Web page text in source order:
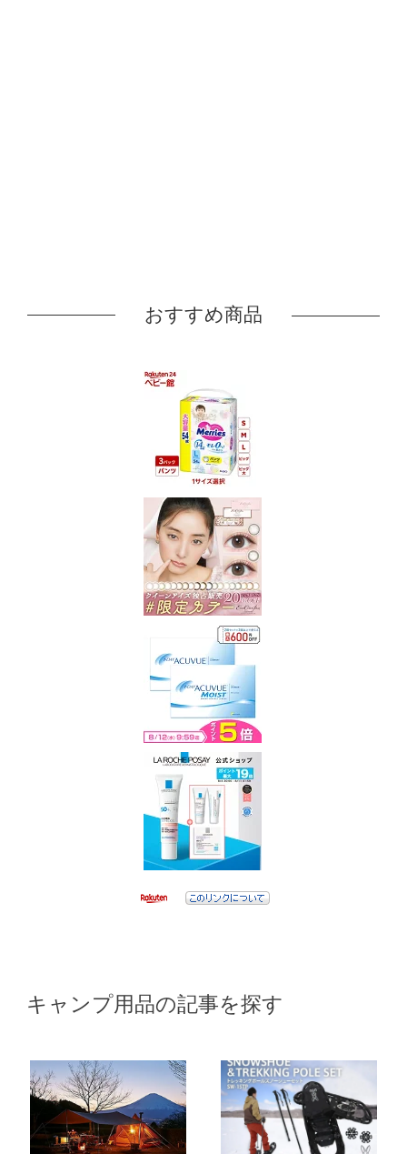
おすすめ商品
キャンプ用品の記事を探す